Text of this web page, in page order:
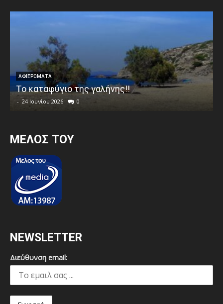
ΑΦΙΕΡΩΜΑΤΑ
Το καταφύγιο της γαλήνης!!
- 24 Ιουνίου 2026 0
MEΛΟΣ ΤΟΥ
NEWSLETTER
Διεύθυνση email: